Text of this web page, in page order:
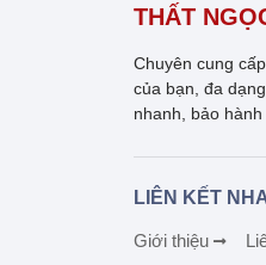
THẤT
Chuyên cung
của bạn, đa
nhanh, bảo
LIÊN KẾT
Giới thiệu